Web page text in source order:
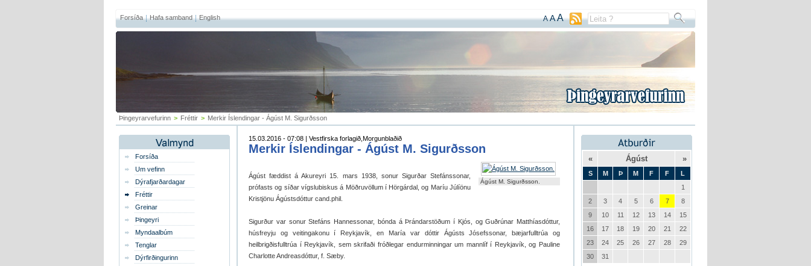
Forsíða Hafa samband English A AA
Þingeyrarvefurinn > Fréttir > Merkir Íslendingar - Ágúst M. Sigurðsson
Forsíða
Um vefinn
Dýrafjarðardagar
Fréttir
Greinar
Þingeyri
Myndaalbúm
Tenglar
Dýrfirðingurinn
15.03.2016 - 07:08 | Vestfirska forlagið,Morgunblaðið
Merkir Íslendingar - Ágúst M. Sigurðsson
Ágúst M. Sigurðsson.
Ágúst fæddist á Akureyri 15. mars 1938, sonur Sigurðar Stefánssonar,
prófasts og síðar vígslubiskus á Möðruvöllum í Hörgárdal, og Maríu Júlíönu
Kristjönu Ágústsdóttur cand.phil.
Sigurður var sonur Stefáns Hannessonar, bónda á Þrándarstöðum í Kjós, og Guðrúnar Matthíasdóttur,
húsfreyju og veitingakonu í Reykjavík, en María var dóttir Ágústs Jósefssonar, bæjarfulltrúa og
heilbrigðisfulltrúa í Reykjavík, sem skrifaði fróðlegar endurminningar um mannlíf í Reykjavík, og Pauline
Charlotte Andreasdóttur, f. Sæby.
« Ágúst »
S M Þ M F F
L
1
2
3 4 5 6 7
8
9
10 11 12 13 14
15
16
17 18 19 20 21
22
23
24 25 26 27 28
29
30
31